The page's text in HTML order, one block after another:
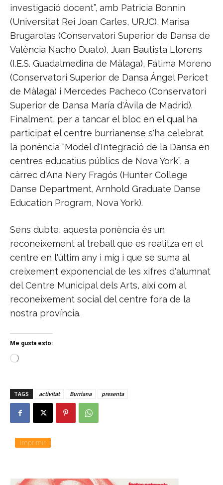
investigació docent”, amb Patricia Bonnin
(Universitat Rei Joan Carles, URJC), Marisa
Brugarolas (Conservatori Superior de Dansa de
València Nacho Duato), Juan Bautista Llorens
(I.E.S. Guadalmedina de Màlaga), Fátima Moreno
(Conservatori Superior de Dansa Ángel Pericet
de Màlaga) i Mercedes Pacheco (Conservatori
Superior de Dansa María d'Àvila de Madrid).
Finalment, per a tancar el bloc en el qual ha
participat el centre burrianense s'ha celebrat
la ponència “Model d'Integració de la Dansa en
centres educatius públics de Nova York”, a
càrrec d'Ana Nery Fragós (Hunter College
Danse Department, Arnhold Graduate Danse
Education Program, Nova York).
Sens dubte, aquesta ponència és un
reconeixement al treball que es realitza en el
centre en l'últim any i mig i que se suma al
creixement exponencial de les xifres d'alumnat
del Centre Municipal dels Arts, així com al
reconeixement social del centre fora de la
nostra província.
Me gusta esto:
C
a
n
d
o
TAGS activitat Burriana presenta
Imprimir